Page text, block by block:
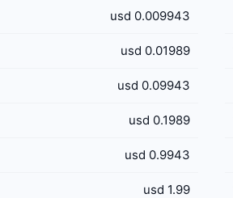
usd 0.009943
usd 0.01989
usd 0.09943
usd 0.1989
usd 0.9943
usd 1.99